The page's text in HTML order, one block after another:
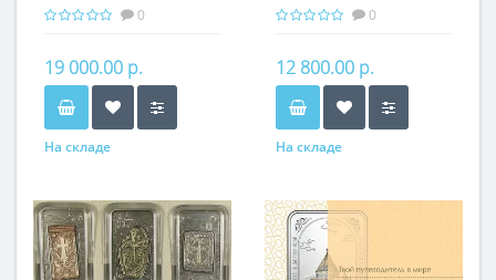
гр - православный
0
19 000.00 р.
На складе
православный подарок
0
12 800.00 р.
На складе